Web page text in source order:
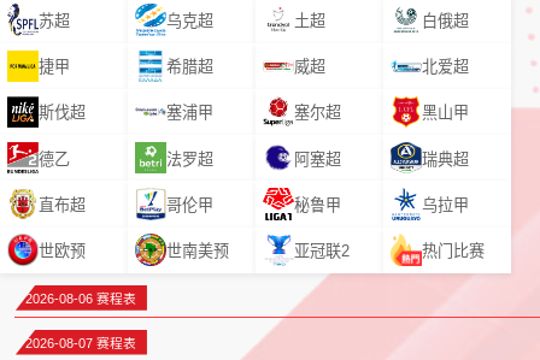
苏超 乌克超 土超 白俄超
捷甲 希腊超 威超 北爱超
斯伐超 塞浦甲 塞尔超 黑山甲
德乙 法罗超 阿塞超 瑞典超
直布超 哥伦甲 秘鲁甲 乌拉甲
世欧预 世南美预 亚冠联2 热门比赛
2026-08-06 赛程表
2026-08-07 赛程表